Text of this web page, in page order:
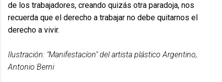
de los trabajadores, creando quizás otra paradoja, nos
recuerda que el derecho a trabajar no debe quitarnos el
derecho a vivir.
Ilustración: "Manifestacíon" del artista plástico Argentino,
Antonio Berni